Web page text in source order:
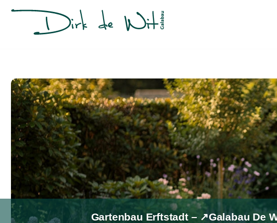
Gartenbau Erftstadt – ↗️Galabau De